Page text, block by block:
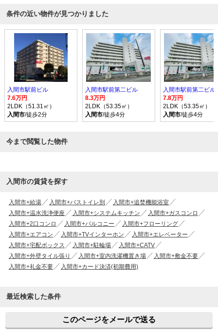
条件の近い物件が見つかりました
入間市駅前ビル
7.6万円
2LDK（51.31㎡）
入間市/徒歩2分
入間市駅前第二ビル
8.3万円
2LDK（53.35㎡）
入間市/徒歩4分
入間市駅前第二ビル
7.8万円
2LDK（53.35㎡）
入間市/徒歩4分
今まで閲覧した物件
入間市の賃貸を探す
入間市+給湯 入間市+バストイレ別
入間市+追焚機能浴室
入間市+温水洗浄便座
入間市+システムキッチン
入間市+ガスコンロ
入間市+2口コンロ
入間市+バルコニー
入間市+フローリング
入間市+エアコン
入間市+TVインターホン
入間市+エレベーター
入間市+宅配ボックス
入間市+駐輪場
入間市+CATV
入間市+外壁タイル張り
入間市+室内洗濯機置き場
入間市+敷金不要
入間市+礼金不要
入間市+カード決済(初期費用)
最近検索した条件
このページをメールで送る